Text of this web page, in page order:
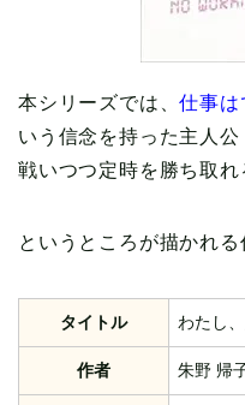
本シリーズでは、仕事は
いう信念を持った主人
戦いつつ定時を勝ち取れ
というところが描かれる
タイトル わたし
作者 朱野 帰